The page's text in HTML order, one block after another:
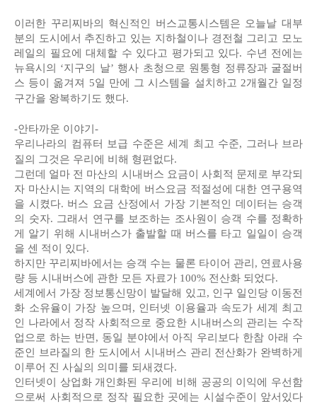
이러한 꾸리찌바의 혁신적인 버스교통시스템은 오늘날 대부
분의 도시에서 추진하고 있는 지하철이나 경전철 그리고 모노
레일의 필요에 대체할 수 있다고 평가되고 있다. 수년 전에는
뉴욕시의 ‘지구의 날’ 행사 초청으로 원통형 정류장과 굴절버
스 등이 옮겨져 5일 만에 그 시스템을 설치하고 2개월간 일정
구간을 왕복하기도 했다.
-안타까운 이야기-
우리나라의 컴퓨터 보급 수준은 세계 최고 수준, 그러나 브라
질의 그것은 우리에 비해 형편없다.
그런데 얼마 전 마산의 시내버스 요금이 사회적 문제로 부각되
자 마산시는 지역의 대학에 버스요금 적절성에 대한 연구용역
을 시켰다. 버스 요금 산정에서 가장 기본적인 데이터는 승객
의 숫자. 그래서 연구를 보조하는 조사원이 승객 수를 정확하
게 알기 위해 시내버스가 출발할 때 버스를 타고 일일이 승객
을 센 적이 있다.
하지만 꾸리찌바에서는 승객 수는 물론 타이어 관리, 연료사용
량 등 시내버스에 관한 모든 자료가 100% 전산화 되었다.
세계에서 가장 정보통신망이 발달해 있고, 인구 일인당 이동전
화 소유율이 가장 높으며, 인터넷 이용율과 속도가 세계 최고
인 나라에서 정작 사회적으로 중요한 시내버스의 관리는 수작
업으로 하는 반면, 동일 분야에서 아직 우리보다 한참 아래 수
준인 브라질의 한 도시에서 시내버스 관리 전산화가 완벽하게
이루어 진 사실의 의미를 되새겼다.
인터넷이 상업화 개인화된 우리에 비해 공공의 이익에 우선함
으로써 사회적으로 정작 필요한 곳에는 시설수준이 앞서있다